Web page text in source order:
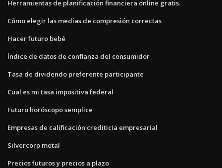
Herramientas de planificación financiera online gratis.
Cómo elegir las medias de compresión correctas
Hacer futuro bebé
Índice de datos de confianza del consumidor
Tasa de dividendo preferente participante
Cual es mi tasa impositiva federal
Futuro horóscopo semplice
Empresas de calificación crediticia empresarial
Silvercorp metal
Precios futuros y precios a plazo